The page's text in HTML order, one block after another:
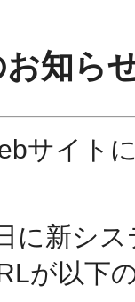
知ら
サイト
に新シ
が以下